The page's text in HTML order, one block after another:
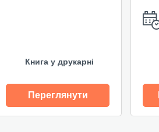
Книга у друкарні
Переглянути